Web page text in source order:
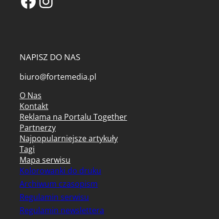
NAPISZ DO NAS
biuro@fortemedia.pl
O Nas
Kontakt
Reklama na Portalu Together
Partnerzy
Najpopularniejsze artykuły
Tagi
Mapa serwisu
Kolorowanki do druku
Archiwum czasopism
Regulamin serwisu
Regulamin newslettera